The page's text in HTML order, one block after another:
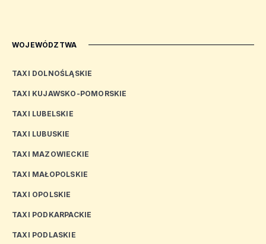
WOJEWÓDZTWA
TAXI DOLNOŚLĄSKIE
TAXI KUJAWSKO-POMORSKIE
TAXI LUBELSKIE
TAXI LUBUSKIE
TAXI MAZOWIECKIE
TAXI MAŁOPOLSKIE
TAXI OPOLSKIE
TAXI PODKARPACKIE
TAXI PODLASKIE